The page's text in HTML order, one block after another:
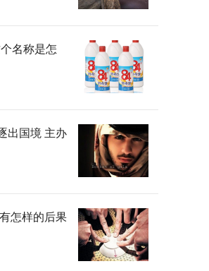
名称是怎
出国境 主办
怎样的后果